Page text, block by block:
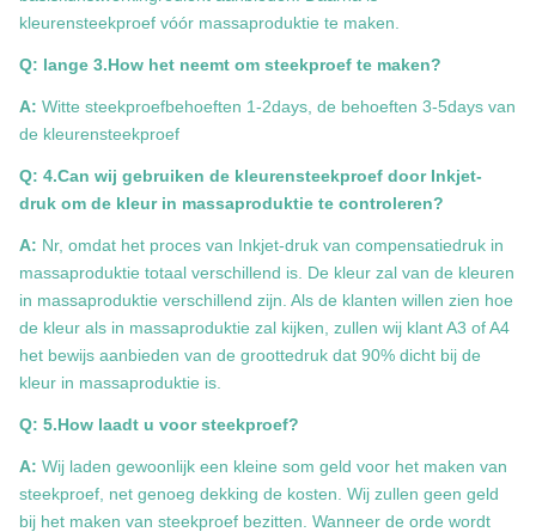
kleurensteekproef vóór massaproduktie te maken.
Q: lange 3.How het neemt om steekproef te maken?
A: Witte steekproefbehoeften 1-2days, de behoeften 3-5days van
de kleurensteekproef
Q: 4.Can wij gebruiken de kleurensteekproef door Inkjet-
druk om de kleur in massaproduktie te controleren?
A: Nr, omdat het proces van Inkjet-druk van compensatiedruk in
massaproduktie totaal verschillend is. De kleur zal van de kleuren
in massaproduktie verschillend zijn. Als de klanten willen zien hoe
de kleur als in massaproduktie zal kijken, zullen wij klant A3 of A4
het bewijs aanbieden van de groottedruk dat 90% dicht bij de
kleur in massaproduktie is.
Q: 5.How laadt u voor steekproef?
A: Wij laden gewoonlijk een kleine som geld voor het maken van
steekproef, net genoeg dekking de kosten. Wij zullen geen geld
bij het maken van steekproef bezitten. Wanneer de orde wordt